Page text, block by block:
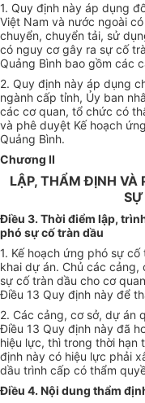
1. Quy định này áp dụng
Việt Nam và nước ngoài
chuyển, chuyển tải, sử
có nguy cơ gây ra sự cố
Quảng Bình bao gồm các
2. Quy định này áp dụng
ngành cấp tỉnh, Ủy ban
các cơ quan, tổ chức có
và phê duyệt Kế hoạch
Quảng Bình.
Chương II
LẬP, THẨM ĐỊNH VÀ
Điều 3. Thời điểm lập,
phó sự cố tràn dầu
1. Kế hoạch ứng phó sự
khai dự án. Chủ các cảng,
sự cố tràn dầu cho cơ
Điều 13 Quy định này để
2. Các cảng, cơ sở, dự án
Điều 13 Quy định này đã
hiệu lực, thì trong thời hạn
định này có hiệu lực phải
dầu trình cấp có thẩm
Điều 4. Nội dung thẩm